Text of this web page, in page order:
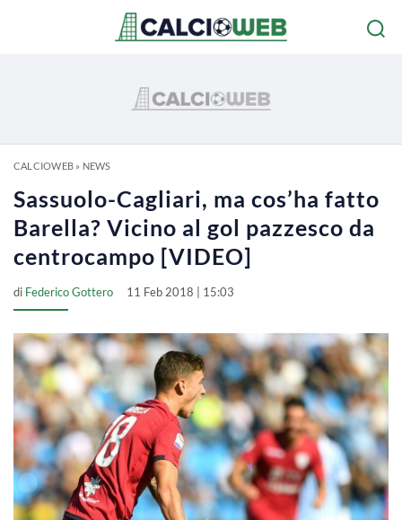
CALCIOWEB» NEWS
Sassuolo-Cagliari, ma cos’ha fatto
Barella? Vicino al gol pazzesco da
centrocampo [VIDEO]
di Federico Gottero 11 Feb 2018 | 15:03